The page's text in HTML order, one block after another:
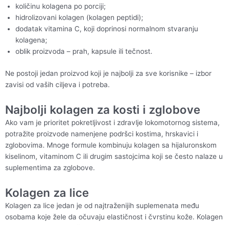
količinu kolagena po porciji;
hidrolizovani kolagen (kolagen peptidi);
dodatak vitamina C, koji doprinosi normalnom stvaranju
kolagena;
oblik proizvoda – prah, kapsule ili tečnost.
Ne postoji jedan proizvod koji je najbolji za sve korisnike – izbor
zavisi od vaših ciljeva i potreba.
Najbolji kolagen za kosti i zglobove
Ako vam je prioritet pokretljivost i zdravlje lokomotornog sistema,
potražite proizvode namenjene podršci kostima, hrskavici i
zglobovima. Mnoge formule kombinuju kolagen sa hijaluronskom
kiselinom, vitaminom C ili drugim sastojcima koji se često nalaze u
suplementima za zglobove.
Kolagen za lice
Kolagen za lice jedan je od najtraženijih suplemenata među
osobama koje žele da očuvaju elastičnost i čvrstinu kože. Kolagen